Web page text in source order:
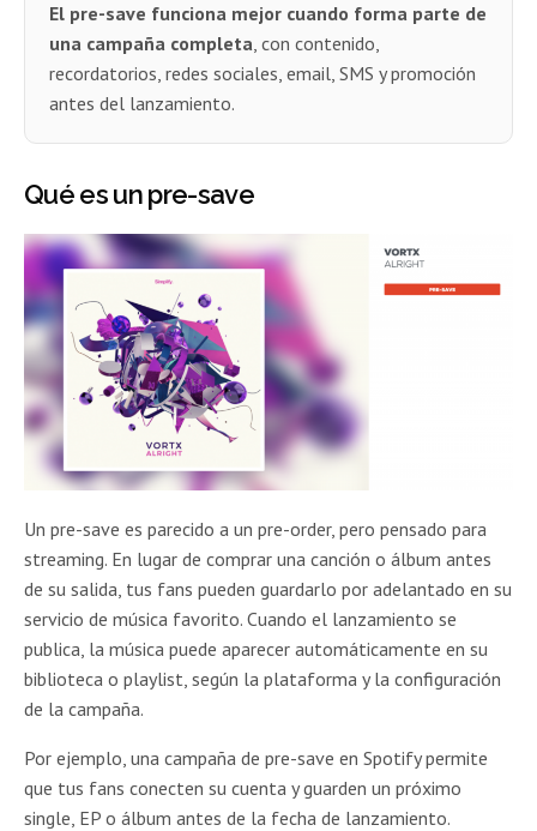
El pre-save funciona mejor cuando forma parte de
una campaña completa, con contenido,
recordatorios, redes sociales, email, SMS y promoción
antes del lanzamiento.
Qué es un pre-save
Un pre-save es parecido a un pre-order, pero pensado para
streaming. En lugar de comprar una canción o álbum antes
de su salida, tus fans pueden guardarlo por adelantado en su
servicio de música favorito. Cuando el lanzamiento se
publica, la música puede aparecer automáticamente en su
biblioteca o playlist, según la plataforma y la configuración
de la campaña.
Por ejemplo, una campaña de pre-save en Spotify permite
que tus fans conecten su cuenta y guarden un próximo
single, EP o álbum antes de la fecha de lanzamiento.